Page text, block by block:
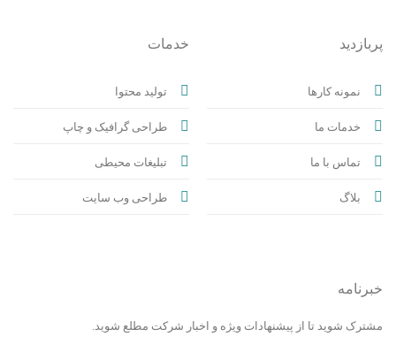
پربازدید
نمونه کارها
خدمات ما
تماس با ما
بلاگ
خدمات
تولید محتوا
طراحی گرافیک و چاپ
تبلیغات محیطی
طراحی وب سایت
خبرنامه
مشترک شوید تا از پیشنهادات ویژه و اخبار شرکت مطلع شوید.